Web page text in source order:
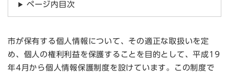
ページ内目次
市が保有する個人情報について、その適正な取扱いを定
め、個人の権利利益を保護することを目的として、平成19
年4月から個人情報保護制度を設けています。この制度で